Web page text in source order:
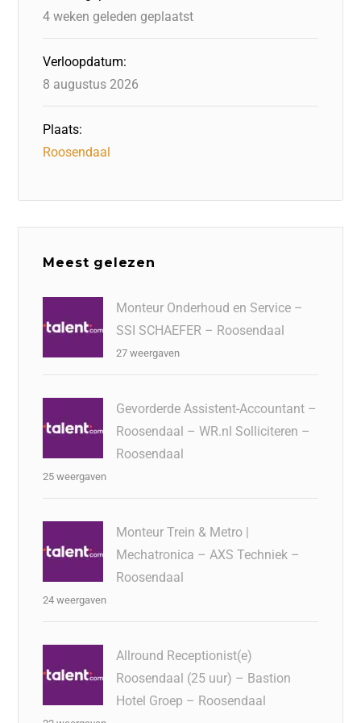
k
4 weken geleden geplaatst
Verloopdatum:
8 augustus 2026
Plaats:
Roosendaal
Meest gelezen
Monteur Onderhoud en Service –
SSI SCHAEFER – Roosendaal
27 weergaven
Gevorderde Assistent-Accountant –
Roosendaal – WR.nl Solliciteren –
Roosendaal
25 weergaven
Monteur Trein & Metro |
Mechatronica – AXS Techniek –
Roosendaal
24 weergaven
Allround Receptionist(e)
Roosendaal (25 uur) – Bastion
Hotel Groep – Roosendaal